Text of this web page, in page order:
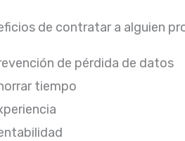
de contratar a alguien
de pérdida de datos
tiempo